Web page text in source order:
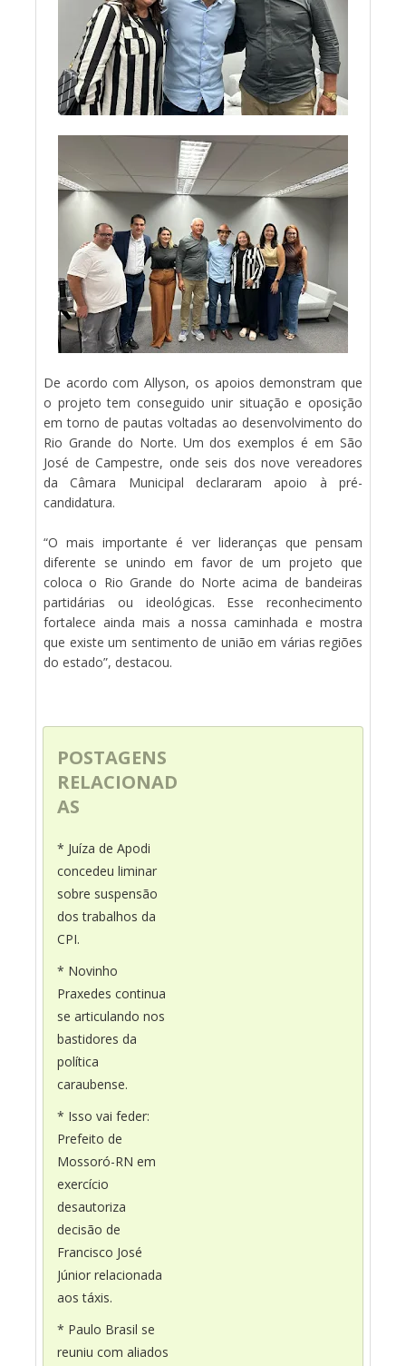
De acordo com Allyson, os apoios demonstram que
o projeto tem conseguido unir situação e oposição
em torno de pautas voltadas ao desenvolvimento do
Rio Grande do Norte. Um dos exemplos é em São
José de Campestre, onde seis dos nove vereadores
da Câmara Municipal declararam apoio à pré-
candidatura.
“O mais importante é ver lideranças que pensam
diferente se unindo em favor de um projeto que
coloca o Rio Grande do Norte acima de bandeiras
partidárias ou ideológicas. Esse reconhecimento
fortalece ainda mais a nossa caminhada e mostra
que existe um sentimento de união em várias regiões
do estado”, destacou.
POSTAGENS
RELACIONAD
AS
* Juíza de Apodi
concedeu liminar
sobre suspensão
dos trabalhos da
CPI.
* Novinho
Praxedes continua
se articulando nos
bastidores da
política
caraubense.
* Isso vai feder:
Prefeito de
Mossoró-RN em
exercício
desautoriza
decisão de
Francisco José
Júnior relacionada
aos táxis.
* Paulo Brasil se
reuniu com aliados